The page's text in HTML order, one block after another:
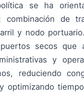
se ha
combinación de
y nodo
secos que
y
reduciendo
optimizando